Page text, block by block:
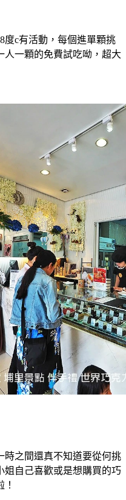
度c有活動，每個進單顆挑
人一顆的免費試吃呦，超大
時之間還真不知道要從何挑
姐自己喜歡或是想購買的巧